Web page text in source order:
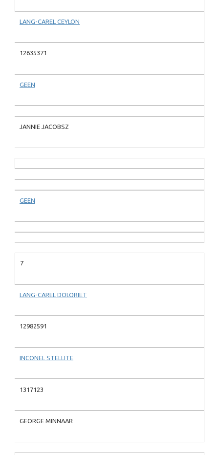
LANG-CAREL CEYLON
12635371
GEEN
JANNIE JACOBSZ
GEEN
7
LANG-CAREL DOLORIET
12982591
INCONEL STELLITE
1317123
GEORGE MINNAAR